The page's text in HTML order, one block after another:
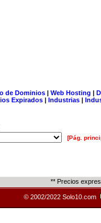
de Dominios| Web Hosting |
Expirados | Industrias |
[Pág.
** Precios
© 2002/2022 Solo10.com